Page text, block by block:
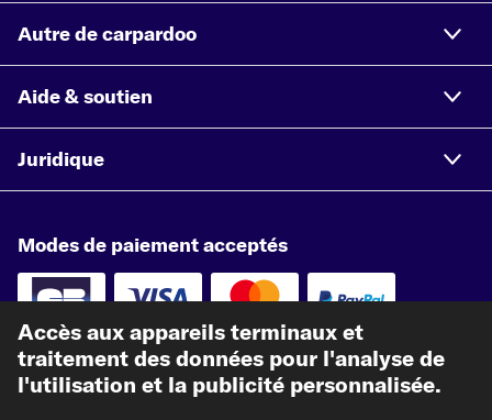
Autre de carpardoo
Aide & soutien
Juridique
Modes de paiement acceptés
Accès aux appareils terminaux et
traitement des données pour l'analyse de
l'utilisation et la publicité personnalisée.